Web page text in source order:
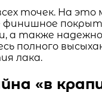
точек. На
а также
полного
лака.
«в